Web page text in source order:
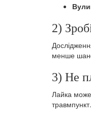
2)
менше
3) Не
Лайка може
травмпункт.